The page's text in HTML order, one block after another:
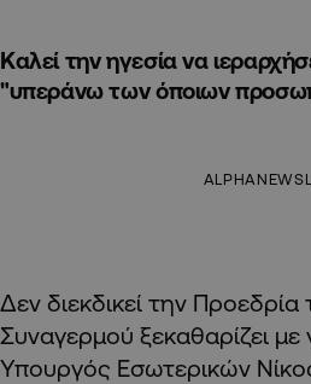
Καλεί την ηγεσία να
"υπεράνω των όποιων
Δεν διεκδικεί την
Συναγερμού ξεκαθαρίζει
Υπουργός Εσωτερικών